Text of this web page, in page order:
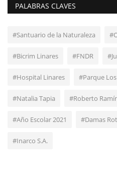
PALABRAS CLAVES
#Santuario de la Naturaleza
#Bicrim Linares #FNDR
#Hospital Linares #Parque
#Natalia Tapia #Roberto
#Año Escolar 2021 #Damas
#Inarco S.A.